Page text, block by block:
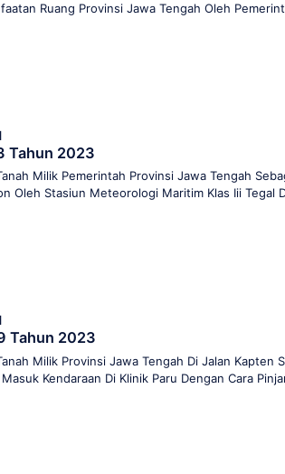
Ruang Provinsi Jawa Tengah Oleh
Tahun 2023
Milik Pemerintah Provinsi Jawa Tengah
Oleh Stasiun Meteorologi Maritim Klas Iii Tegal
Tahun 2023
Milik Provinsi Jawa Tengah Di Jalan Kapten
Kendaraan Di Klinik Paru Dengan Cara